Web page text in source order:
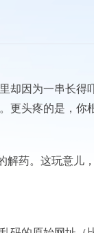
却因为一串长得
更头疼的是，你
药。这玩意儿